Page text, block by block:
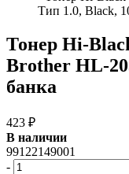
Тип 1.0, Black,
Тонер Hi-
Brother HL-
банка
423 ₽
В наличии
99122149001
-